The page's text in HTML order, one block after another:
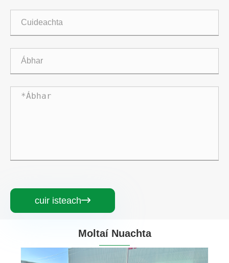
cuir isteach
Moltaí Nuachta